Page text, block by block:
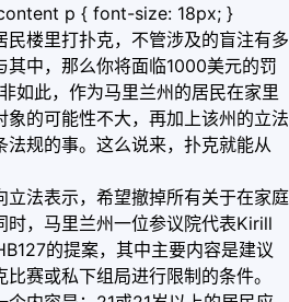
p { font-size: 18px; }
楼里打扑克，不管涉及的盲注有多
其中，那么你将面临1000美元的罚
如此，作为马里兰州的居民在家里
的可能性不大，再加上该州的立法
规的事。这么说来，扑克就能从
立法表示，希望撤掉所有关于在家庭
时，马里兰州一位参议院代表Kirill
的提案，其中主要内容是建议
赛或私下组局进行限制的条件。